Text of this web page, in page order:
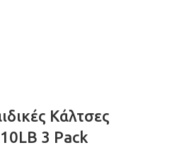
Κάλτσες
3 Pack